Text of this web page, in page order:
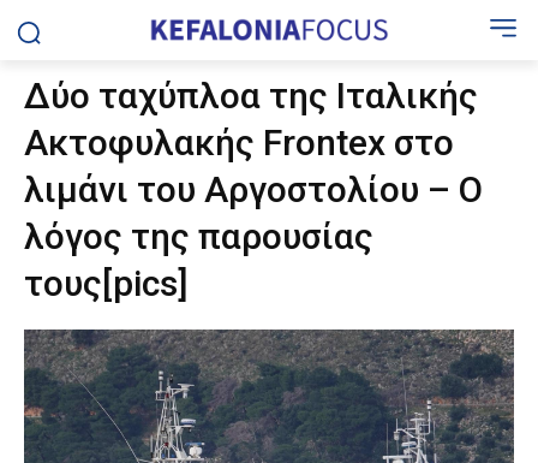
Δύο ταχύπλοα της Ιταλικής
Ακτοφυλακής Frontex στο
λιμάνι του Αργοστολίου – Ο
λόγος της παρουσίας
τους[pics]